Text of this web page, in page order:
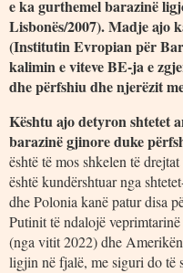
e ka gurthemel barazinë
Lisbonës/2007). Madje ajo
(Institutin Evropian për
kalimin e viteve BE-ja e
dhe përfshiu dhe njerëzit
Kështu ajo detyron shtetet
barazinë gjinore duke
është të mos shkelen të
është kundërshtuar nga
dhe Polonia kanë patur disa
Putinit të ndalojë
(nga vitit 2022) dhe
ligjin në fjalë, me siguri do të